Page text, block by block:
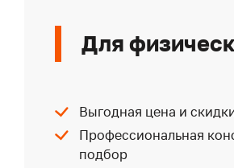
Для
Выгодная цена и
Профессиональная
подбор